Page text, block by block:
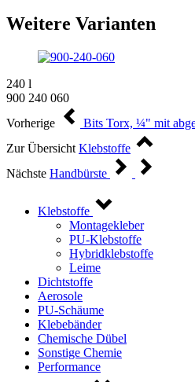
Weitere Varianten
240 l
900 240 060
Vorherige
Bits Torx, ¼" mit
Zur Übersicht Klebstoffe
Nächste Handbürste
Klebstoffe
Montagekleber
PU-Klebstoffe
Hybridklebstoffe
Leime
Dichtstoffe
Aerosole
PU-Schäume
Klebebänder
Chemische Dübel
Sonstige Chemie
Performance